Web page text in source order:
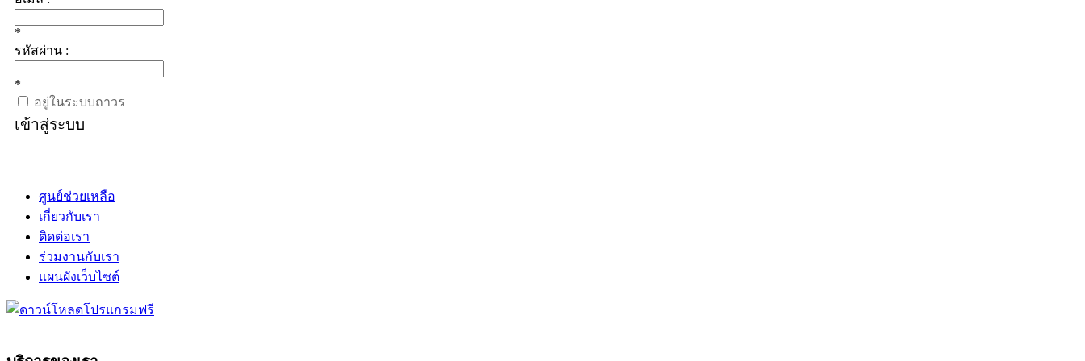
*
รหัสผ่าน :
*
อยู่ในระบบถาวร
เข้าสู่ระบบ
ศูนย์ช่วยเหลือ
เกี่ยวกับเรา
ติดต่อเรา
ร่วมงานกับเรา
แผนผังเว็บไซต์